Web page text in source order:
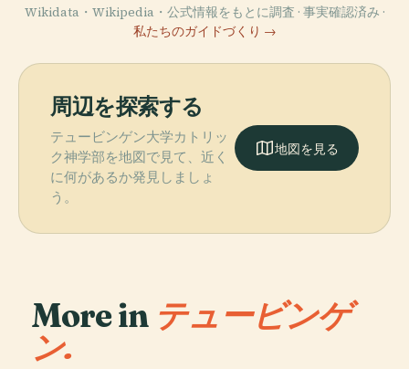
Wikidata・Wikipedia・公式情報をもとに調査 · 事実確認済み ·
私たちのガイドづくり →
周辺を探索する
テュービンゲン大学カトリッ
ク神学部を地図で見て、近く
に何があるか発見しましょ
う。
地図を見る
More in テュービンゲ
ン.